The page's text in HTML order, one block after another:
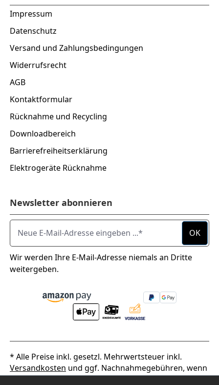
Impressum
Datenschutz
Versand und Zahlungsbedingungen
Widerrufsrecht
AGB
Kontaktformular
Rücknahme und Recycling
Downloadbereich
Barrierefreiheitserklärung
Elektrogeräte Rücknahme
Newsletter abonnieren
Neue E-Mail-Adresse eingeben ...
OK
Wir werden Ihre E-Mail-Adresse niemals an Dritte
weitergeben.
* Alle Preise inkl. gesetzl. Mehrwertsteuer inkl.
Versandkosten und ggf. Nachnahmegebühren, wenn
nicht anders angegeben.